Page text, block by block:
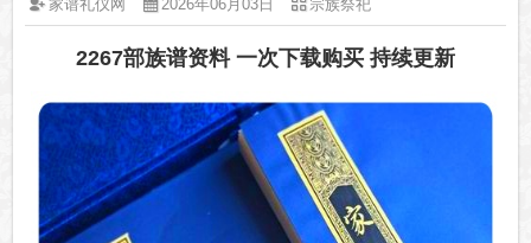
家谱礼仪网 2026年06月03日 宗族祭祀
2267部族谱资料 一次下载购买 持续更新